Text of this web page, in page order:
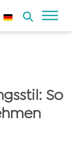
So